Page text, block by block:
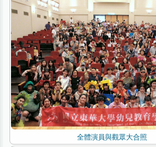
全體演員與觀眾大合照